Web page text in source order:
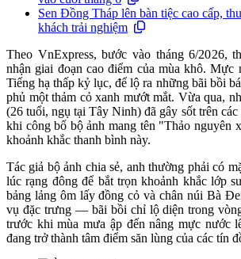
Sen Đồng Tháp lên bàn tiệc cao cấp,
khách trải nghiệm
Theo VnExpress, bước vào tháng 6/2026,
nhận giai đoạn cao điểm của mùa khô. Mực
Tiếng hạ thấp kỷ lục, để lộ ra những bãi bồi
phủ một thảm cỏ xanh mướt mắt. Vừa qua,
(26 tuổi, ngụ tại Tây Ninh) đã gây sốt trên các
khi công bố bộ ảnh mang tên "Thảo nguyên
khoảnh khắc thanh bình này.
Tác giả bộ ảnh chia sẻ, anh thường phải có
lúc rạng đông để bắt trọn khoảnh khắc lớp
bảng lảng ôm lấy đồng cỏ và chân núi Bà
vụ đặc trưng — bãi bồi chỉ lộ diện trong
trước khi mùa mưa ập đến nâng mực nước
đang trở thành tâm điểm săn lùng của các tín